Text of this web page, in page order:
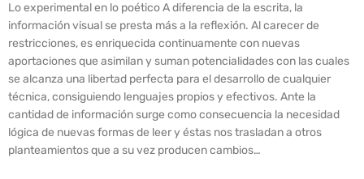
Lo experimental en lo poético A diferencia de la escrita, la
información visual se presta más a la reflexión. Al carecer de
restricciones, es enriquecida continuamente con nuevas
aportaciones que asimilan y suman potencialidades con las cuales
se alcanza una libertad perfecta para el desarrollo de cualquier
técnica, consiguiendo lenguajes propios y efectivos. Ante la
cantidad de información surge como consecuencia la necesidad
lógica de nuevas formas de leer y éstas nos trasladan a otros
planteamientos que a su vez producen cambios…